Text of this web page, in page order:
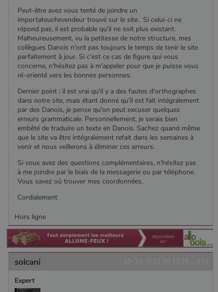
Peut-être avez vous tenté de joindre un
importateur/revendeur trouvé sur le site. Si celui-ci ne
répond pas, il est probable qu'il ne soit plus existant.
Malheureusement, vu la petitesse de notre structure, mes
collègues Danois n'ont pas toujours le temps de tenir le site
parfaitement à jour. Si c'est ce cas de figure qui vous
concerne, n'hésitez pas à m'appeler pour que je puisse vous
ré-orienté vers les bonnes personnes.
Dernier point : il est vrai qu'il y a des fautes d'orthographes
dans notre site, mais étant donné qu'il est fait intégralement
par des Danois, je pense qu'on peut excuser quelques
erreurs grammaticale. Personnellement, je serais bien
embêté de traduire un texte en Danois. Sachez quand même
que le site va être intégralement refait dans les semaines à
venir et nous veillerons à éliminer ces erreurs.
Si vous avez des questions complémentaires, n'hésitez pas
à me joindre par le biais de la messagerie ou par téléphone.
Vous savez où trouver mes coordonnées.
Cordialement
Hors ligne
solcani
Expert